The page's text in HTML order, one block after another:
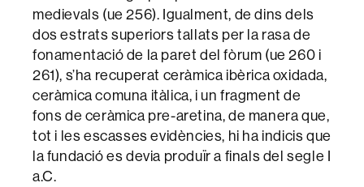
medievals (ue 256). Igualment, de dins dels
dos estrats superiors tallats per la rasa de
fonamentació de la paret del fòrum (ue 260 i
261), s’ha recuperat ceràmica ibèrica oxidada,
ceràmica comuna itàlica, i un fragment de
fons de ceràmica pre-aretina, de manera que,
tot i les escasses evidències, hi ha indicis que
la fundació es devia produïr a finals del segle I
a.C.